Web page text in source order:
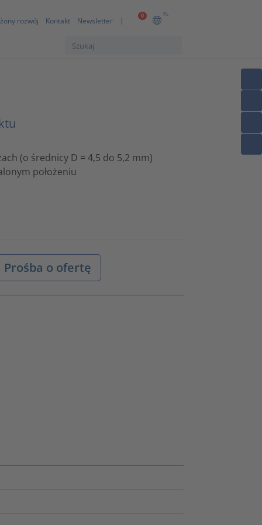
0 PL
rozwój Kontakt Newsletter
(o średnicy D = 4,5 do 5,2 mm)
położeniu
Prośba o ofertę